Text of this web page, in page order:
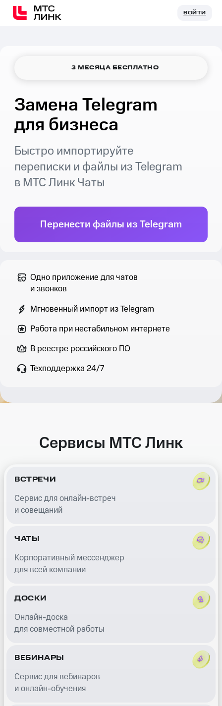
ВОЙТИВОЙТИ
Замена Telegram
для бизнеса
Быстро импортируйте
переписки и файлы из Telegram
в МТС Линк Чаты
Перенести файлы из Telegram
Одно приложение для чатов
и звонков
Мгновенный импорт из Telegram
Работа при нестабильном интернете
В реестре российского ПО
Техподдержка 24/7
3 МЕСЯЦА БЕСПЛАТНО
Сервисы МТС Линк
ВСТРЕЧИ
Сервис для онлайн-встреч
и совещаний
ЧАТЫ
Корпоративный мессенджер
для всей компании
ДОСКИ
Онлайн-доска
для совместной работы
ВЕБИНАРЫ
Сервис для вебинаров
и онлайн-обучения